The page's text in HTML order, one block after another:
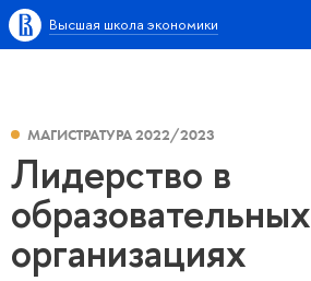
Высшая школа экономики
МАГИСТРАТУРА 2022/2023
Лидерство в
образовательных
организациях